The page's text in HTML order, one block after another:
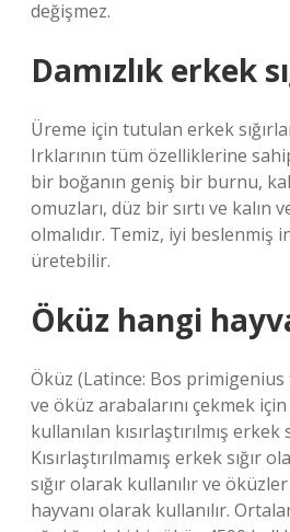
değişmez.
Damızlık erkek
Üreme için tutulan erkek
Irklarının tüm özelliklerine
bir boğanın geniş bir burnu,
omuzları, düz bir sırtı ve kalın
olmalıdır. Temiz, iyi beslenmiş
üretebilir.
Öküz hangi
Öküz (Latince: Bos
ve öküz arabalarını çekmek
kullanılan kısırlaştırılmış erkek
Kısırlaştırılmamış erkek sığır
sığır olarak kullanılır ve
hayvanı olarak kullanılır.